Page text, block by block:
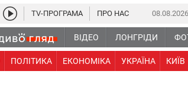
08.08.2026
ВІДЕО ЛОНГРІДИ
ПОЛІТИКА ЕКОНОМІКА УКРАЇНА КИЇВ
TV-ПРОГРАМА ПРО НАС